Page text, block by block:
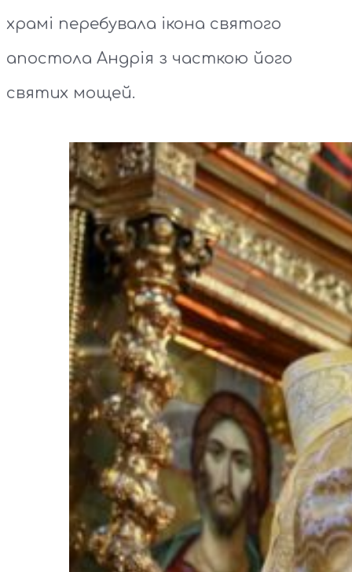
храмі перебувала ікона святого
апостола Андрія з часткою його
святих мощей.